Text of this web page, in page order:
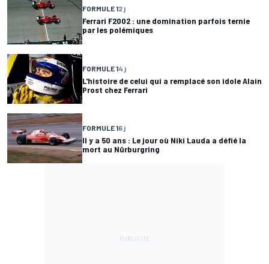
FORMULE 12 j
Ferrari F2002 : une domination parfois ternie
par les polémiques
FORMULE 14 j
L'histoire de celui qui a remplacé son idole Alain
Prost chez Ferrari
FORMULE 16 j
Il y a 50 ans : Le jour où Niki Lauda a défié la
mort au Nürburgring